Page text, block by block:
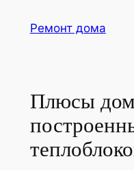
Ремонт дома
Плюсы